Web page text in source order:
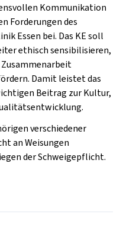
Kommunikation
Forderungen des
Essen bei. Das KE soll
ethisch sensibilisieren,
Damit leistet das
Beitrag zur Kultur,
verschiedener
an Weisungen
der Schweigepflicht.